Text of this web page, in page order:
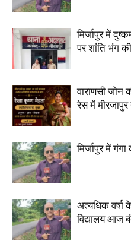
मिर्जापुर में
पर शांति भंग की
वाराणसी जोन
रेस में मीरजापुर
मिर्जापुर में
अत्यधिक
विद्यालय आज